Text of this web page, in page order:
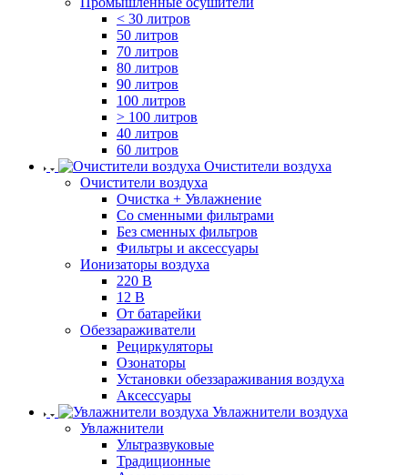
< 30 литров
50 литров
70 литров
80 литров
90 литров
100 литров
> 100 литров
40 литров
60 литров
Очистители воздуха
Очистители воздуха
Очистка + Увлажнение
Cо сменными фильтрами
Без сменных фильтров
Фильтры и аксессуары
Ионизаторы воздуха
220 В
12 В
От батарейки
Обеззараживатели
Рециркуляторы
Озонаторы
Установки обеззараживания воздуха
Аксессуары
Увлажнители воздуха
Увлажнители
Ультразвуковые
Традиционные